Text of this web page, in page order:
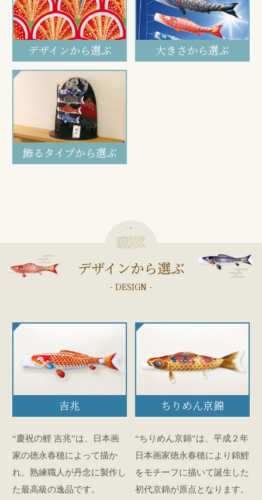
デザインから選ぶ 大きさから選ぶ
飾るタイプから選ぶ
デザインから選ぶ
- DESIGN -
吉兆
“慶祝の鯉 吉兆”は、日本画
家の徳永春穂によって描か
れ、熟練職人が丹念に製作し
た最高級の逸品です。
ちりめん京錦
“ちりめん京錦”は、平成２年
日本画家徳永春穂により錦鯉
をモチーフに描いて誕生した
初代京錦が原点となります。